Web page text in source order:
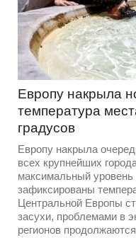
Европу накрыла
температура
градусов
Европу накрыла
всех крупнейших
максимальный
зафиксированы
Центральной Европы
засухи, проблемами в
регионов